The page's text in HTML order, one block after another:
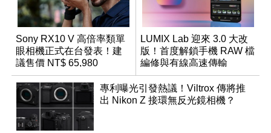
Sony RX10 V 高倍率類單
眼相機正式在台發表！建
議售價 NT$ 65,980
LUMIX Lab 迎來 3.0 大改
版！首度解鎖手機 RAW 檔
編修與有線高速傳輸
專利曝光引發熱議！Viltrox 傳將推
出 Nikon Z 接環無反光鏡相機？